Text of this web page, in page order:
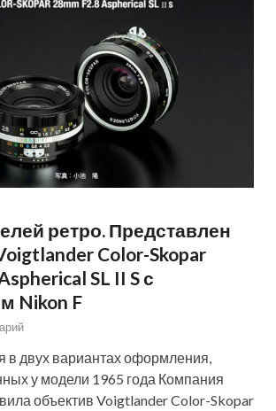
ретро. Представлен
Color-Skopar
SL II S с
Nikon F
в двух вариантах оформления,
у модели 1965 года Компания
объектив Voigtlander Color-Skopar